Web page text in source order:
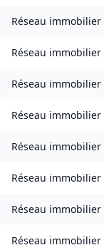
Réseau immobilier
Réseau immobilier
Réseau immobilier
Réseau immobilier
Réseau immobilier
Réseau immobilier
Réseau immobilier
Réseau immobilier